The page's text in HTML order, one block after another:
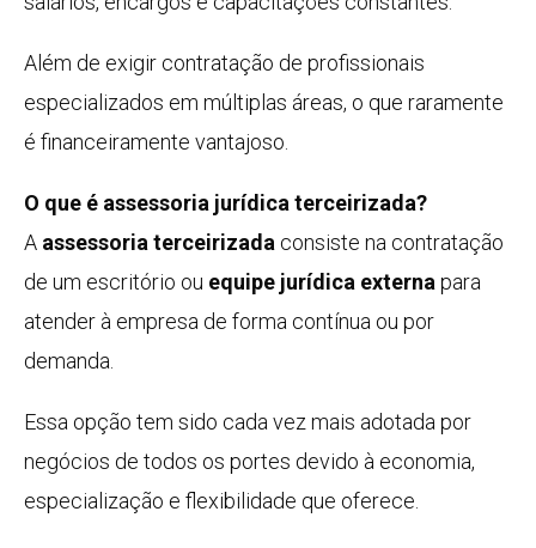
Além de exigir contratação de profissionais
especializados em múltiplas áreas, o que raramente
é financeiramente vantajoso.
O que é assessoria jurídica terceirizada?
A assessoria terceirizada consiste na contratação
de um escritório ou equipe jurídica externa para
atender à empresa de forma contínua ou por
demanda.
Essa opção tem sido cada vez mais adotada por
negócios de todos os portes devido à economia,
especialização e flexibilidade que oferece.